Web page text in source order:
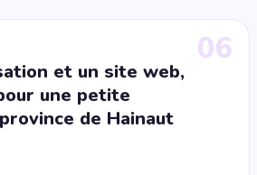
06
et un site web,
une petite
de Hainaut